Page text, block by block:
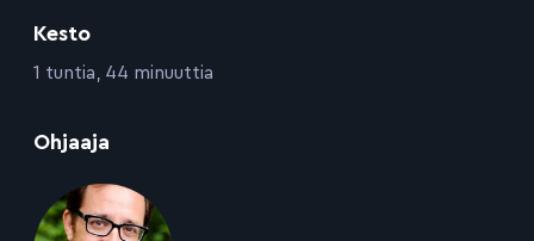
Kesto
:1 tuntia, 44 minuuttia
Ohjaaja